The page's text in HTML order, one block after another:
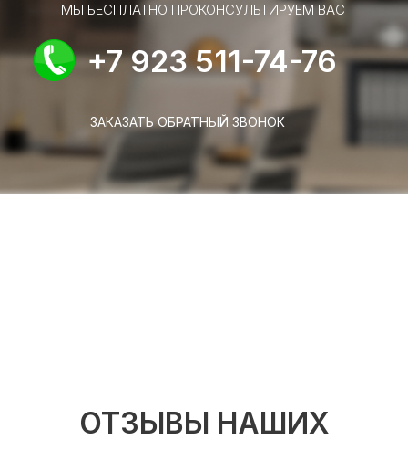
МЫ БЕСПЛАТНО ПРОКОНСУЛЬТИРУЕМ ВАС
+7 923 511-74-76
ЗАКАЗАТЬ ОБРАТНЫЙ ЗВОНОК
ОТЗЫВЫ НАШИХ